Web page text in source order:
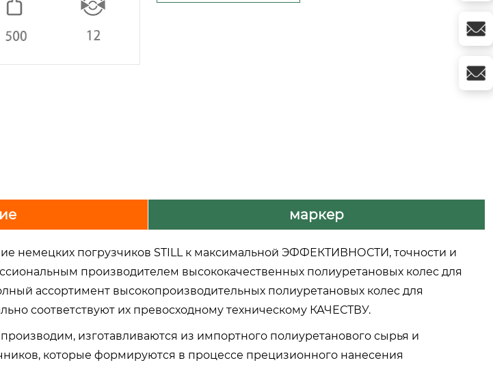
маркер
немецких погрузчиков STILL к максимальной ЭФФЕКТИВНОСТИ, точности и
производителем высококачественных полиуретановых колес для
ассортимент высокопроизводительных полиуретановых колес для
соответствуют их превосходному техническому КАЧЕСТВУ.
изготавливаются из импортного полиуретанового сырья и
которые формируются в процессе прецизионного нанесения